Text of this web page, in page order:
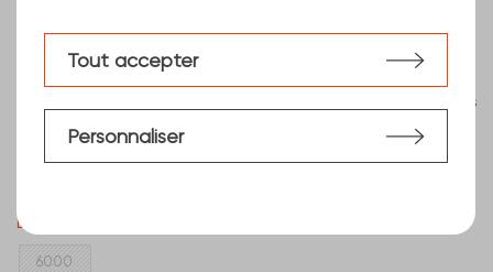
Effacer les filtres
Diamètre en mm
Longueur (mm)
6000
Personnaliser
Tout accepter